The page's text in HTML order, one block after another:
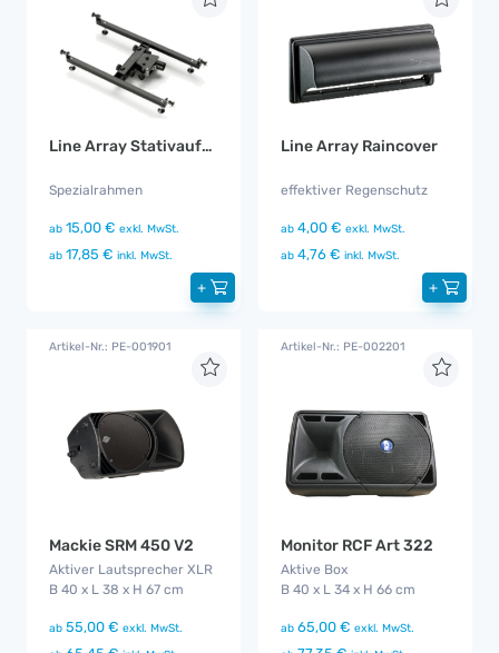
Line Array Stativaufnahme
Spezialrahmen
ab 15,00 € exkl. MwSt.
ab 17,85 € inkl. MwSt.
+
Line Array Raincover
effektiver Regenschutz
ab 4,00 € exkl. MwSt.
ab 4,76 € inkl. MwSt.
+
Artikel-Nr.: PE-001901
Mackie SRM 450 V2
Aktiver Lautsprecher XLR
B 40 x L 38 x H 67 cm
ab 55,00 € exkl. MwSt.
Artikel-Nr.: PE-002201
Monitor RCF Art 322
Aktive Box
B 40 x L 34 x H 66 cm
ab 65,00 € exkl. MwSt.